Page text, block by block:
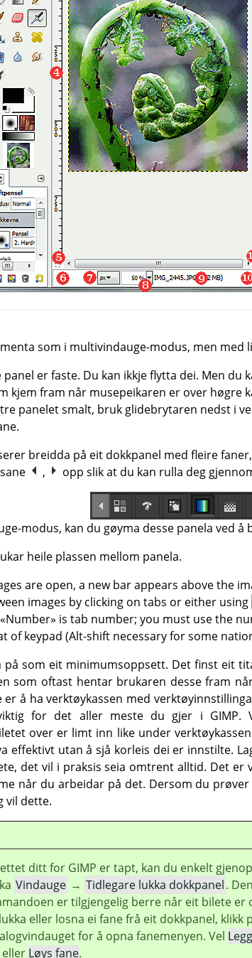
som i multivindauge-modus, men
er faste. Du kan ikkje flytta dei. Men du
kjem fram når musepeikaren er over høgre
panelet smalt, bruk glidebrytaren nedst i
breidda på eit dokkpanel med fleire
, opp slik at du kan rulla deg
modus, kan du gøyma desse panela ved å
heile plassen mellom panela.
are open, a new bar appears above the
images by clicking on tabs or either using
«Number» is tab number; you must use the
of keypad (Alt-shift necessary for some
på som eit minimumsoppsett. Det finst eit
som oftast hentar brukaren desse fram
å ha verktøykassen med
for det aller meste du gjer i GIMP.
over er limt inn like under
effektivt utan å sjå korleis dei er innstilte.
det vil i praksis seia omtrent alltid. Det er
når du arbeidar på det. Dersom du
vil dette.
ditt for GIMP er tapt, kan du enkelt
Vindauge → Tidlegare lukka dokkpanel.
er tilgjengelig berre når eit bilete er
eller losna ei fane frå eit dokkpanel, klikk
for å opna fanemenyen. Vel
eller Løys fane.